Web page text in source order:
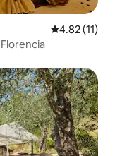
Calificación
4.82 (11)